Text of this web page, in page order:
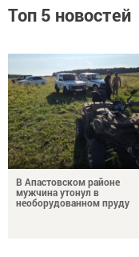
Топ 5 новостей
В Апастовском районе
мужчина утонул в
необорудованном пруду